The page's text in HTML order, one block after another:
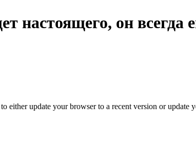
настоящего, он всегда
either update your browser to a recent version or update